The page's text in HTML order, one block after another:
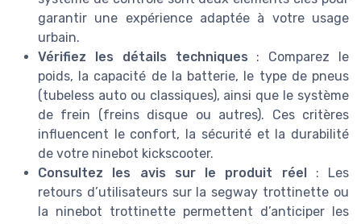
garantir une expérience adaptée à votre usage
urbain.
Vérifiez les détails techniques : Comparez le
poids, la capacité de la batterie, le type de pneus
(tubeless auto ou classiques), ainsi que le système
de frein (freins disque ou autres). Ces critères
influencent le confort, la sécurité et la durabilité
de votre ninebot kickscooter.
Consultez les avis sur le produit réel: Les
retours d’utilisateurs sur la segway trottinette ou
la ninebot trottinette permettent d’anticiper les